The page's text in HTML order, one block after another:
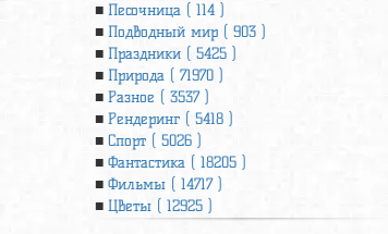
Песочница ( 114 )
Подводный мир ( 903 )
Праздники ( 5425 )
Природа ( 71970 )
Разное ( 3537 )
Рендеринг ( 5418 )
Спорт ( 5026 )
Фантастика ( 18205 )
Фильмы ( 14717 )
Цветы ( 12925 )